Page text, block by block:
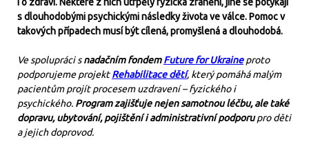
s dlouhodobými psychickými následky života ve válce. Pomoc v
takových případech musí být cílená, promyšlená a dlouhodobá.
Ve spolupráci snadačním fondemFuture for Ukraineproto
podporujeme projektRehabilitace dětí, který pomáhá malým
pacientům projít procesem uzdravení – fyzického i
psychického. Program zajišťuje nejen samotnou léčbu, ale také
dopravu, ubytování, pojištění i administrativní podporupro děti
a jejich doprovod.